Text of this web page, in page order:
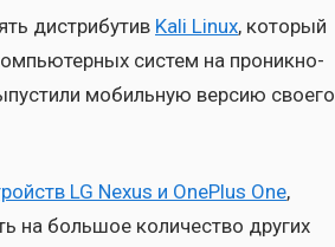
дис­три­бу­тив Kali Linux, кото­рый
систем на про­ник­но­
мобиль­ную вер­сию сво­е­го
LG Nexus и OnePlus One,
на боль­шое коли­че­ство дру­гих